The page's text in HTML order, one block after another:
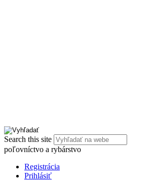
Search this site
poľovníctvo a rybárstvo
Registrácia
Prihlásiť